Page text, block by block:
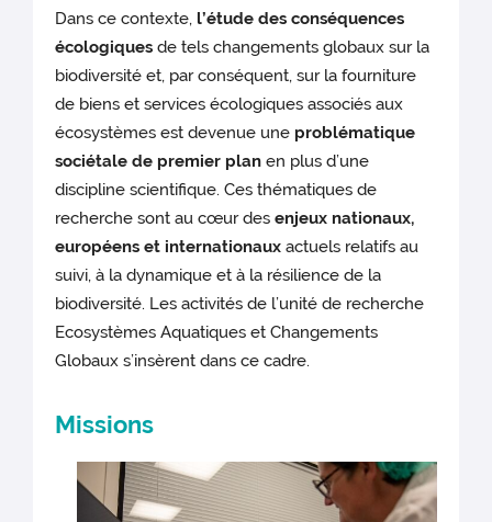
Dans ce contexte, l’étude des conséquences
écologiques de tels changements globaux sur la
biodiversité et, par conséquent, sur la fourniture
de biens et services écologiques associés aux
écosystèmes est devenue une problématique
sociétale de premier plan en plus d’une
discipline scientifique. Ces thématiques de
recherche sont au cœur desenjeux nationaux,
européens et internationaux actuels relatifs au
suivi, à la dynamique et à la résilience de la
biodiversité. Les activités de l’unité de recherche
Ecosystèmes Aquatiques et Changements
Globaux s’insèrent dans ce cadre.
Missions